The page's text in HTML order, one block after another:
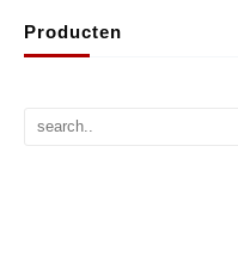
Producten